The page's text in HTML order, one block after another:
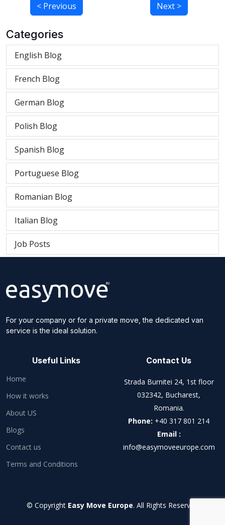
< Previous Next >
Categories
English Blog
French Blog
German Blog
Polish Blog
Spanish Blog
Portuguese Blog
Romanian Blog
Italian Blog
Job Posts
For your company or for a private move, the dedicated van
service is the ideal solution.
Useful Links
Home
How it works
About US
Blogs
Contact us
Terms and Conditions
Contact Us
Strada Burnitei 24, 1st floor
032342, Bucharest,
Romania.
Phone: +40 317 801 214
Email :
info@easymoveeurope.com
© Copyright Easy Move Europe. All Rights Reserved